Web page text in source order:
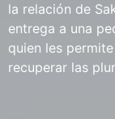
la relación de
entrega a una
quien les
recuperar las